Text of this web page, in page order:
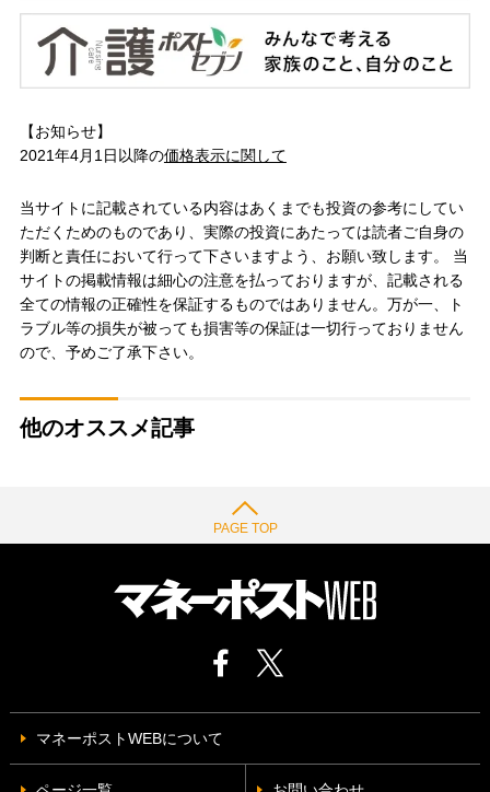
【お知らせ】
2021年4月1日以降の価格表示に関して
当サイトに記載されている内容はあくまでも投資の参考にしてい
ただくためのものであり、実際の投資にあたっては読者ご自身の
判断と責任において行って下さいますよう、お願い致します。 当
サイトの掲載情報は細心の注意を払っておりますが、記載される
全ての情報の正確性を保証するものではありません。万が一、ト
ラブル等の損失が被っても損害等の保証は一切行っておりません
ので、予めご了承下さい。
他のオススメ記事
PAGE TOP
マネーポストWEBについて